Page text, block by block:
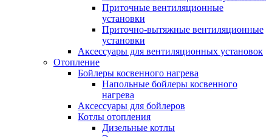
Приточные вентиляционные
установки
Приточно-вытяжные вентиляционные
установки
Аксессуары для вентиляционных установок
Отопление
Бойлеры косвенного нагрева
Напольные бойлеры косвенного
нагрева
Аксессуары для бойлеров
Котлы отопления
Дизельные котлы